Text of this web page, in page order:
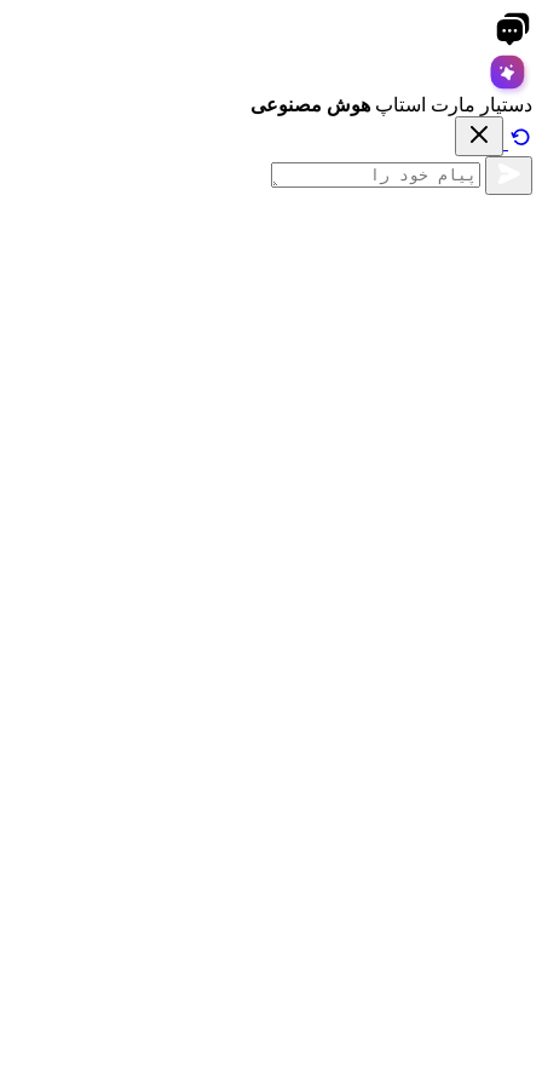
دستیار مارت استاپ هوش مصنوعی